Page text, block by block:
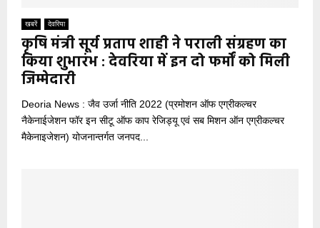
खबरें देवरिया
कृषि मंत्री सूर्य प्रताप शाही ने पराली संग्रहण का
किया शुभारंभ : देवरिया में इन दो फर्मों को मिली
जिम्मेदारी
Deoria News : जैव उर्जा नीति 2022 (प्रमोशन ऑफ एग्रीकल्चर
नैकेनाईजेशन फॉर इन सीटू ऑफ काप रेजिड्यू एवं सब मिशन ऑन एग्रीकल्चर
मैकेनाइजेशन) योजनान्तर्गत जनपद...